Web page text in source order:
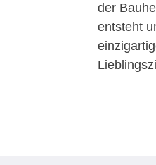
der
entsteht